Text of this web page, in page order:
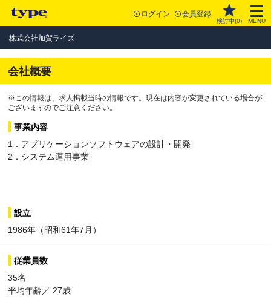
ログイン 会員登録
検討中(0) MENU
株式会社加賀ライズ
会社概要
※この情報は、求人掲載当時の情報です。現在は内容が変更されている場合が
ございますのでご注意ください。
事業内容
1．アプリケーションソフトウェアの設計・開発
2．システム運用事業
設立
1986年（昭和61年7月）
従業員数
35名
平均年齢／ 27歳